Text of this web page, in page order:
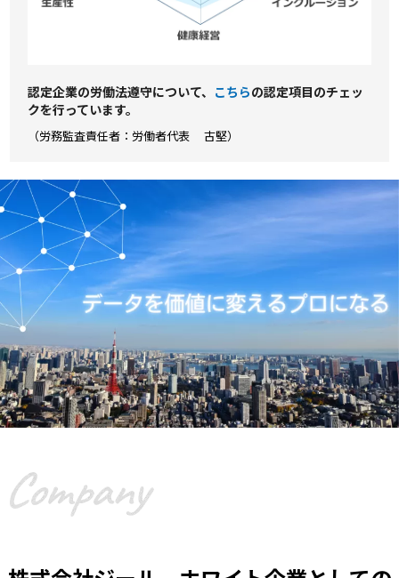
認定企業の労働法遵守について、 こちらの認定項⽬のチェッ
クを⾏っています。
（労務監査責任者：労働者代表 古堅）